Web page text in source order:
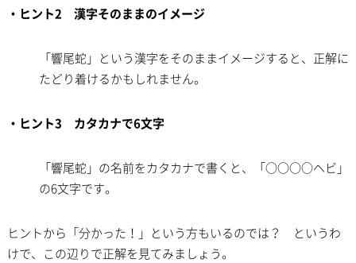
・ヒント2 漢字そのままのイメージ
「響尾蛇」という漢字をそのままイメージすると、正解に
たどり着けるかもしれません。
・ヒント3 カタカナで6文字
「響尾蛇」の名前をカタカナで書くと、「○○○○ヘビ」
の6文字です。
ヒントから「分かった！」という方もいるのでは？ というわ
けで、この辺りで正解を見てみましょう。